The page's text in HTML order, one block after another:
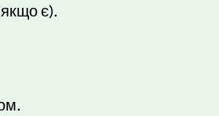
є).